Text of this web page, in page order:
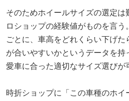
そのためホイールサイズの選定
ロショップの経験値がものを言
ごとに、車高をどれくらい下げ
が合いやすいかというデータを持
愛車に合った適切なサイズ選びが
時折ショップに「この車種のホイ